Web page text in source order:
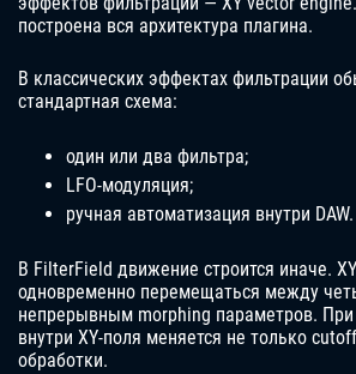
построена вся архитектура плагина.
В классических эффектах фильтрации
стандартная схема:
один или два фильтра;
LFO-модуляция;
ручная автоматизация внутри DAW.
В FilterField движение строится иначе.
одновременно перемещаться между
непрерывным morphing параметров. При
внутри XY-поля меняется не только
обработки.